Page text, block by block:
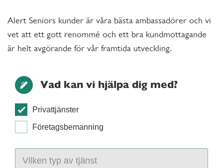
Alert Seniors kunder är våra bästa ambassadörer och vi
vet att ett gott renommé och ett bra kundmottagande
är helt avgörande för vår framtida utveckling.
Vad kan vi hjälpa dig med?
Privattjänster
Företagsbemanning